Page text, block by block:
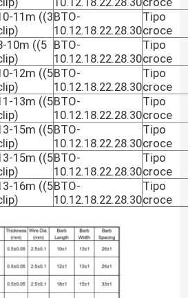
11m ((3BTO-
10.12.18.22.28.30
Tipo
croce
10m ((5 BTO-
10.12.18.22.28.30
Tipo
croce
12m ((5BTO-
10.12.18.22.28.30
Tipo
croce
13m ((5BTO-
10.12.18.22.28.30
Tipo
croce
15m ((5BTO-
10.12.18.22.28.30
Tipo
croce
15m ((5BTO-
10.12.18.22.28.30
Tipo
croce
16m ((5BTO-
10.12.18.22.28.30
Tipo
croce